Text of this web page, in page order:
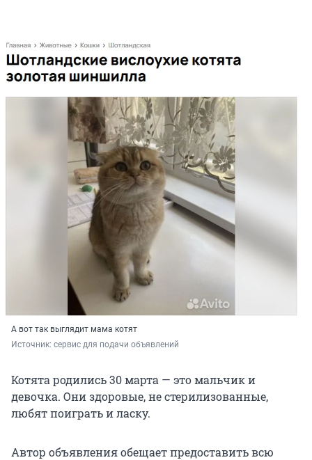
А вот так выглядит мама котят
Источник: сервис для подачи объявлений
Котята родились 30 марта — это мальчик и
девочка. Они здоровые, не стерилизованные,
любят поиграть и ласку.
Автор объявления обещает предоставить всю